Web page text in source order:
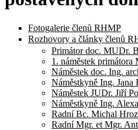
Fotogalerie členů RHMP
Rozhovory a články členů
Primátor doc. MUDr.
1. náměstek
Náměstek doc. Ing.
Náměstkyně Ing. Jana
Náměstek JUDr. Jiří
Náměstkyně Ing.
Radní Bc. Michal
Radní Mgr. et Mgr.